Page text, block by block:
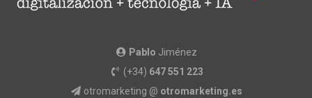
Pablo Jiménez
(+34) 647 551 223
otromarketing @ otromarketing.es